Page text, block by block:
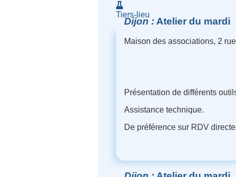
Tiers-lieu
Dijon Atelier du mardi
Maison des associations, 2
Présentation de différents
Assistance technique.
De préférence sur RDV